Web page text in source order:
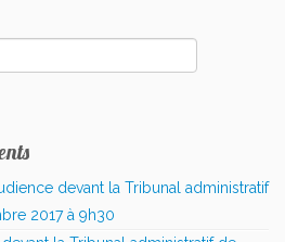
devant la Tribunal administratif
2017 à 9h30